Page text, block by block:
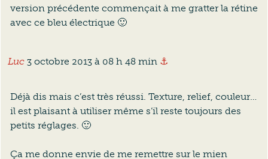
version précédente commençait à me gratter la rétine
avec ce bleu électrique 🙂
Luc 3 octobre 2013 à 08 h 48 min Ancre vers ce
⚓
Déjà dis mais c’est très réussi. Texture, relief, couleur…
il est plaisant à utiliser même s’il reste toujours des
petits réglages. 🙂
Ça me donne envie de me remettre sur le mien